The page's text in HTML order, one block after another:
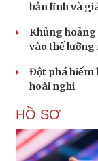
bản lĩnh và
Khủng hoảng
vào thế lưỡng
Đột phá hiếm
hoài nghi
HỒ SƠ